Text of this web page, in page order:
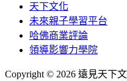
天下文化
未來親子學習平台
哈佛商業評論
領導影響力學院
Copyright © 2026 遠見天下